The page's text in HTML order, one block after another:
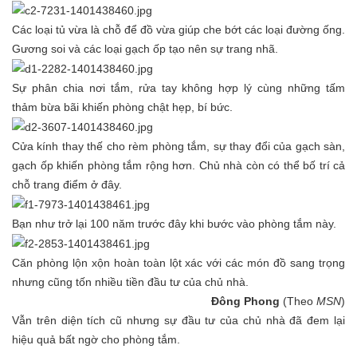
Các loại tủ vừa là chỗ để đồ vừa giúp che bớt các loại đường ống.
Gương soi và các loại gạch ốp tạo nên sự trang nhã.
Sự phân chia nơi tắm, rửa tay không hợp lý cùng những tấm
thảm bừa bãi khiến phòng chật hẹp, bí bức.
Cửa kính thay thế cho rèm phòng tắm, sự thay đổi của gạch sàn,
gạch ốp khiến phòng tắm rộng hơn. Chủ nhà còn có thể bố trí cả
chỗ trang điểm ở đây.
Bạn như trở lại 100 năm trước đây khi bước vào phòng tắm này.
Căn phòng lộn xộn hoàn toàn lột xác với các món đồ sang trọng
nhưng cũng tốn nhiều tiền đầu tư của chủ nhà.
Đông Phong (Theo MSN)
Vẫn trên diện tích cũ nhưng sự đầu tư của chủ nhà đã đem lại
hiệu quả bất ngờ cho phòng tắm.